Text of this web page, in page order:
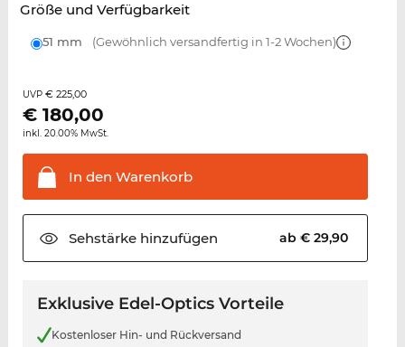
Größe und Verfügbarkeit
51 mm (Gewöhnlich versandfertig in 1-2 Wochen)
UVP € 225,00
€ 180,00
inkl. 20.00% MwSt.
In den Warenkorb
Sehstärkehinzufügen ab € 29,90
Exklusive Edel-Optics Vorteile
Kostenloser Hin- und Rückversand